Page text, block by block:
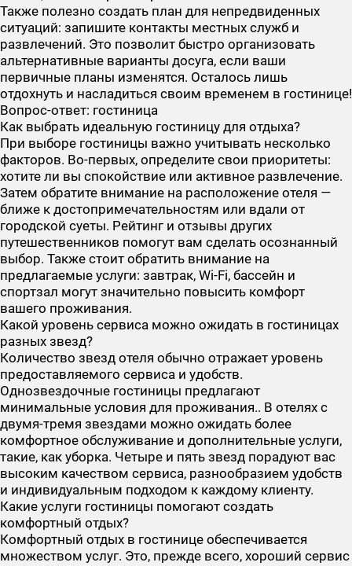
Также полезно создать план для непредвиденных
ситуаций: запишите контакты местных служб и
развлечений. Это позволит быстро организовать
альтернативные варианты досуга, если ваши
первичные планы изменятся. Осталось лишь
отдохнуть и насладиться своим временем в гостинице!
Вопрос-ответ: гостиница
Как выбрать идеальную гостиницу для отдыха?
При выборе гостиницы важно учитывать несколько
факторов. Во-первых, определите свои приоритеты:
хотите ли вы спокойствие или активное развлечение.
Затем обратите внимание на расположение отеля —
ближе к достопримечательностям или вдали от
городской суеты. Рейтинг и отзывы других
путешественников помогут вам сделать осознанный
выбор. Также стоит обратить внимание на
предлагаемые услуги: завтрак, Wi-Fi, бассейн и
спортзал могут значительно повысить комфорт
вашего проживания.
Какой уровень сервиса можно ожидать в гостиницах
разных звезд?
Количество звезд отеля обычно отражает уровень
предоставляемого сервиса и удобств.
Однозвездочные гостиницы предлагают
минимальные условия для проживания.. В отелях с
двумя-тремя звездами можно ожидать более
комфортное обслуживание и дополнительные услуги,
такие, как уборка. Четыре и пять звезд порадуют вас
высоким качеством сервиса, разнообразием удобств
и индивидуальным подходом к каждому клиенту.
Какие услуги гостиницы помогают создать
комфортный отдых?
Комфортный отдых в гостинице обеспечивается
множеством услуг. Это, прежде всего, хороший сервис